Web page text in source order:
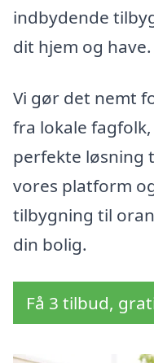
indbydende
dit hjem og have.
Vi gør det nemt
fra lokale
perfekte løsning
vores platform
tilbygning til
din bolig.
Få 3 tilbud,